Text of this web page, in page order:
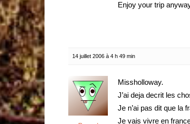
Enjoy your trip
14 juillet 2006 à 4 h 49 min
Missholloway.
J’ai deja decrit les
Je n’ai pas dit que la
Je vais vivre en